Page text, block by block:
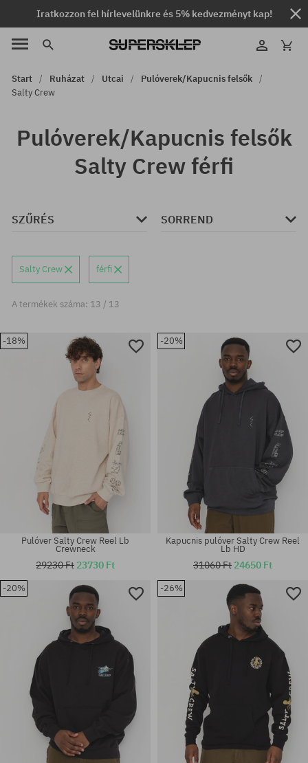
Iratkozzon fel hírlevelünkre és 5% kedvezményt kap!
Start Ruházat Utcai
Pulóverek/Kapucnis felsők
Salty Crew
Pulóverek/Kapucnis felsők
Salty Crew férfi
SZŰRÉS SORREND
Salty Crew férfi
A termékek száma: 13 / 13
-18%
Pulóver Salty Crew Reel Lb
Crewneck
29230 Ft 23730 Ft
-20%
Kapucnis pulóver Salty Crew Reel
Lb HD
31060 Ft 24650 Ft
-20% -26%